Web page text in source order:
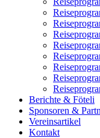
Berichte & Föteli
Sponsoren &
Vereinsartikel
Kontakt